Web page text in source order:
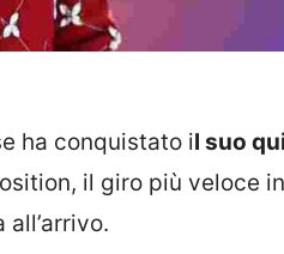
ha conquistato il suo
il giro più veloce